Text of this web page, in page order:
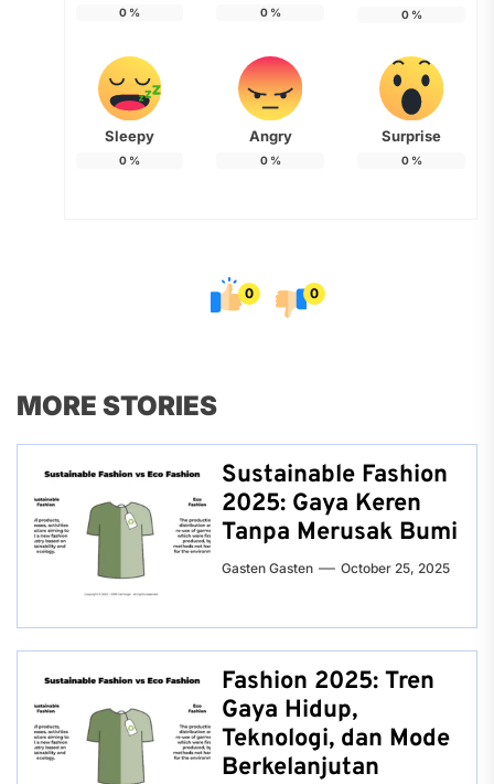
0 % 0% 0%
Sleepy
0 %
Angry
0%
Surprise
0%
0 0
MORE STORIES
Sustainable Fashion
2025: Gaya Keren
Tanpa Merusak Bumi
Gasten Gasten October 25, 2025
Fashion 2025: Tren
Gaya Hidup,
Teknologi, dan Mode
Berkelanjutan